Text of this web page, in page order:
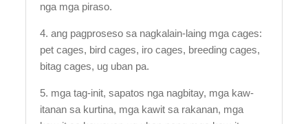
nga mga piraso.
4. ang pagproseso sa nagkalain-laing mga cages:
pet cages, bird cages, iro cages, breeding cages,
bitag cages, ug uban pa.
5. mga tag-init, sapatos nga nagbitay, mga kaw-
itanan sa kurtina, mga kawit sa rakanan, mga